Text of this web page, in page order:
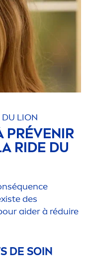
DU LION
PRÉVENIR
RIDE DU
des
aider à réduire
DE SOIN